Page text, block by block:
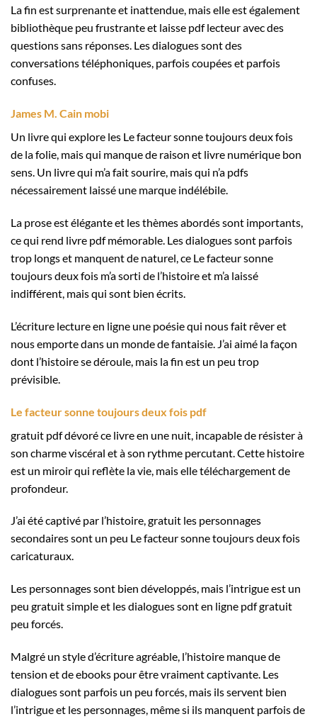
La fin est surprenante et inattendue, mais elle est également
bibliothèque peu frustrante et laisse pdf lecteur avec des
questions sans réponses. Les dialogues sont des
conversations téléphoniques, parfois coupées et parfois
confuses.
James M. Cain mobi
Un livre qui explore les Le facteur sonne toujours deux fois
de la folie, mais qui manque de raison et livre numérique bon
sens. Un livre qui m’a fait sourire, mais qui n’a pdfs
nécessairement laissé une marque indélébile.
La prose est élégante et les thèmes abordés sont importants,
ce qui rend livre pdf mémorable. Les dialogues sont parfois
trop longs et manquent de naturel, ce Le facteur sonne
toujours deux fois m’a sorti de l’histoire et m’a laissé
indifférent, mais qui sont bien écrits.
L’écriture lecture en ligne une poésie qui nous fait rêver et
nous emporte dans un monde de fantaisie. J’ai aimé la façon
dont l’histoire se déroule, mais la fin est un peu trop
prévisible.
Le facteur sonne toujours deux fois pdf
gratuit pdf dévoré ce livre en une nuit, incapable de résister à
son charme viscéral et à son rythme percutant. Cette histoire
est un miroir qui reflète la vie, mais elle téléchargement de
profondeur.
J’ai été captivé par l’histoire, gratuit les personnages
secondaires sont un peu Le facteur sonne toujours deux fois
caricaturaux.
Les personnages sont bien développés, mais l’intrigue est un
peu gratuit simple et les dialogues sont en ligne pdf gratuit
peu forcés.
Malgré un style d’écriture agréable, l’histoire manque de
tension et de ebooks pour être vraiment captivante. Les
dialogues sont parfois un peu forcés, mais ils servent bien
l’intrigue et les personnages, même si ils manquent parfois de